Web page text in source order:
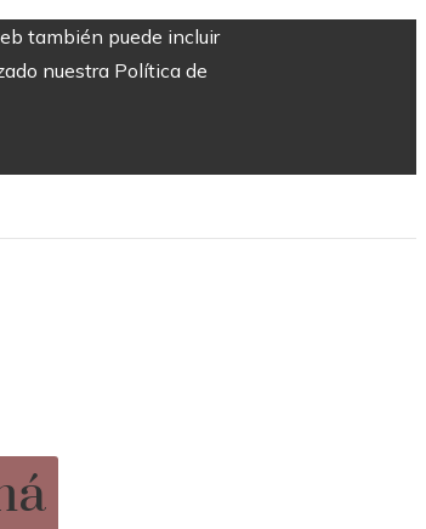
también puede incluir
nuestra Política de